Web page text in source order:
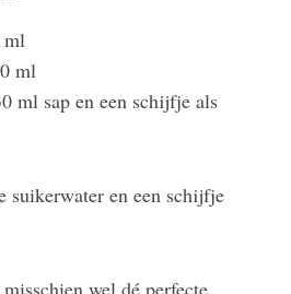
ml
en een schijfje als
suikerwater en een schijfje
wel dé perfecte